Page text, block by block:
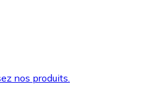
nos produits.